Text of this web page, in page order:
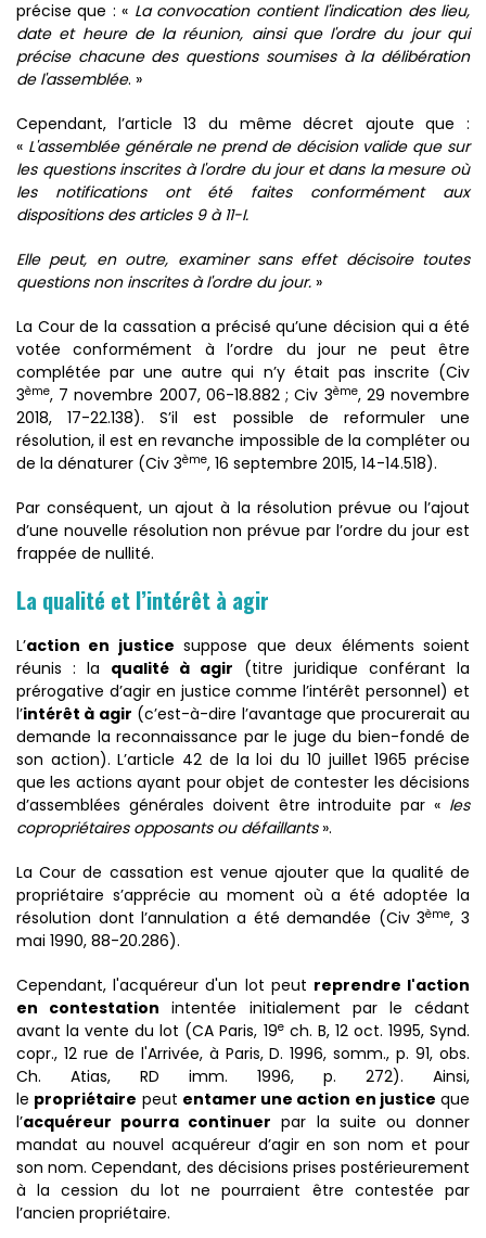
précise que : « La convocation contient l'indication des lieu,
date et heure de la réunion, ainsi que l'ordre du jour qui
précise chacune des questions soumises à la délibération
de l'assemblée. »
Cependant, l’article 13 du même décret ajoute que :
« L'assemblée générale ne prend de décision valide que sur
les questions inscrites à l'ordre du jour et dans la mesure où
les notifications ont été faites conformément aux
dispositions des articles 9 à 11-I.
Elle peut, en outre, examiner sans effet décisoire toutes
questions non inscrites à l'ordre du jour. »
La Cour de la cassation a précisé qu’une décision qui a été
votée conformément à l’ordre du jour ne peut être
complétée par une autre qui n’y était pas inscrite (Civ
3ème, 7 novembre 2007, 06-18.882 ; Civ 3ème, 29 novembre
2018, 17-22.138). S’il est possible de reformuler une
résolution, il est en revanche impossible de la compléter ou
de la dénaturer (Civ 3ème, 16 septembre 2015, 14-14.518).
Par conséquent, un ajout à la résolution prévue ou l’ajout
d’une nouvelle résolution non prévue par l’ordre du jour est
frappée de nullité.
La qualité et l’intérêt à agir
L’action en justice suppose que deux éléments soient
réunis : la qualité à agir (titre juridique conférant la
prérogative d’agir en justice comme l’intérêt personnel) et
l’intérêt à agir (c’est-à-dire l’avantage que procurerait au
demande la reconnaissance par le juge du bien-fondé de
son action). L’article 42 de la loi du 10 juillet 1965 précise
que les actions ayant pour objet de contester les décisions
d’assemblées générales doivent être introduite par « les
copropriétaires opposants ou défaillants».
La Cour de cassation est venue ajouter que la qualité de
propriétaire s’apprécie au moment où a été adoptée la
résolution dont l’annulation a été demandée (Civ 3ème, 3
mai 1990, 88-20.286).
Cependant, l'acquéreur d'un lot peut reprendre l'action
en contestation intentée initialement par le cédant
avant la vente du lot (CA Paris, 19ech. B, 12 oct. 1995, Synd.
copr., 12 rue de l'Arrivée, à Paris, D. 1996, somm., p. 91, obs.
Ch. Atias, RD imm. 1996, p. 272). Ainsi,
le propriétaire peut entamer une action en justice que
l’acquéreur pourra continuer par la suite ou donner
mandat au nouvel acquéreur d’agir en son nom et pour
son nom. Cependant, des décisions prises postérieurement
à la cession du lot ne pourraient être contestée par
l’ancien propriétaire.